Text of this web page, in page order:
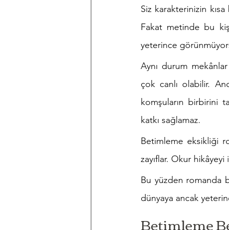
Siz karakterinizin
Fakat metinde bu
yeterince
Aynı durum
çok canlı olabilir.
komşuların birbirini
katkı sağlamaz.
Betimleme eksikliği
zayıflar. Okur
Bu yüzden romanda
dünyaya ancak
Betimleme